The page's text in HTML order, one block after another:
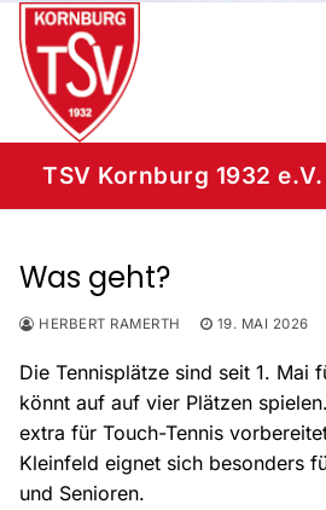
Zum
Inhalt
springen
Suchen nach:
TSV Kornburg 1932 e.V.
Was geht?
HERBERT RAMERTH 19. MAI 2026
Die Tennisplätze sind seit 1. Mai
könnt auf auf vier Plätzen
extra für Touch-Tennis
Kleinfeld eignet sich besonders
und Senioren.